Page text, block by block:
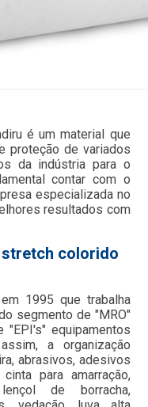
é um material que
proteção de variados
da indústria para o
contar com o
especializada no
resultados com
stretch colorido
1995 que trabalha
segmento de "MRO"
"EPI's" equipamentos
a organização
abrasivos, adesivos
para amarração,
de borracha,